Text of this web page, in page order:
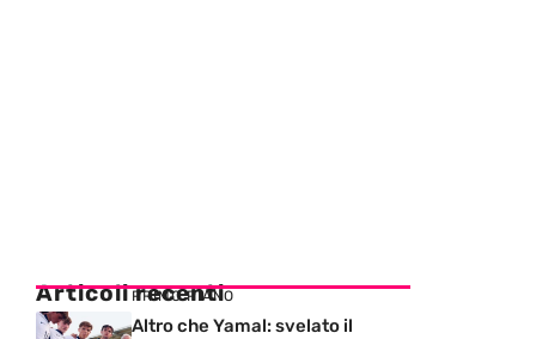
Articoli recenti
PRIMO PIANO
Altro che Yamal: svelato il